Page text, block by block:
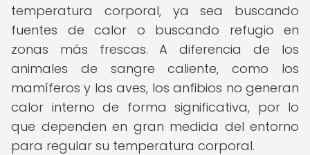
temperatura corporal, ya sea buscando
fuentes de calor o buscando refugio en
zonas más frescas. A diferencia de los
animales de sangre caliente, como los
mamíferos y las aves, los anfibios no generan
calor interno de forma significativa, por lo
que dependen en gran medida del entorno
para regular su temperatura corporal.